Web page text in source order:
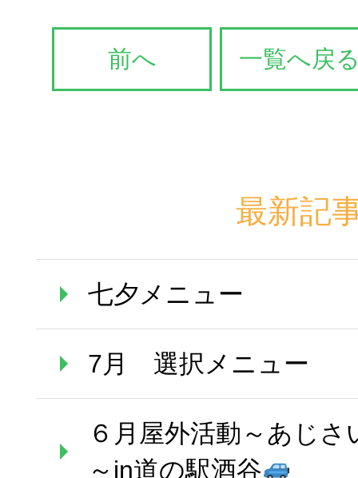
前へ 一覧へ戻
最新記
七夕メニュー
7月 選択メニュー
６月屋外活動～あじ
～in道の駅酒谷